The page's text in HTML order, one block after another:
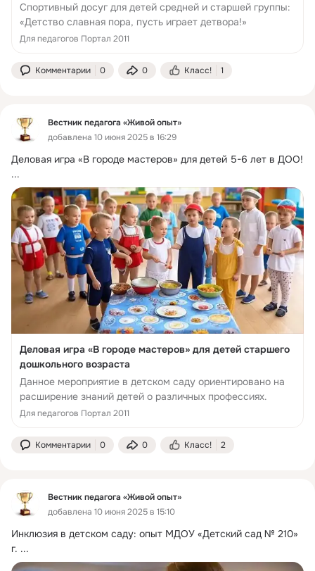
Спортивный досуг для детей средней и старшей группы:
«Детство славная пора, пусть играет детвора!»
Для педагогов Портал 2011
Комментарии 0 0 Класс! 1
Вестник педагога «Живой опыт»
добавлена 10 июня 2025 в 16:29
Деловая игра «В городе мастеров» для детей 5-6 лет в ДОО!
...
Деловая игра «В городе мастеров» для детей старшего
дошкольного возраста
Данное мероприятие в детском саду ориентировано на
расширение знаний детей о различных профессиях.
Для педагогов Портал 2011
Комментарии 0 0 Класс! 2
Вестник педагога «Живой опыт»
добавлена 10 июня 2025 в 15:10
Инклюзия в детском саду: опыт МДОУ «Детский сад № 210»
г. ...